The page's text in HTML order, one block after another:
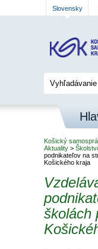
Slovensky
Košický
Aktuality >
podnikateľov na
Košického kraja
školách